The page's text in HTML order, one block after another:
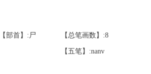
【部首】:尸 【总笔画数】:8
【五笔】:nanv